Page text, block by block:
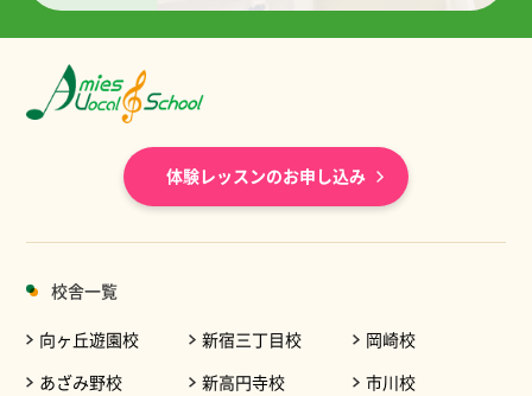
体験レッスンのお申し込み
校舎一覧
向ヶ丘遊園校
あざみ野校
新宿三丁目校
新高円寺校
岡崎校
市川校